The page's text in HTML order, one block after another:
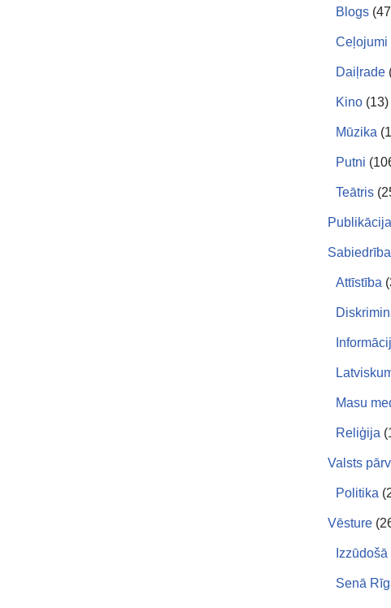
Blogs
Ceļojumi
Daiļrade
Kino (13)
Mūzika
Putni
Teātris
Sabiedrība
Attīstība
Masu
Reliģija
Valsts
Politika
Vēsture
Senā